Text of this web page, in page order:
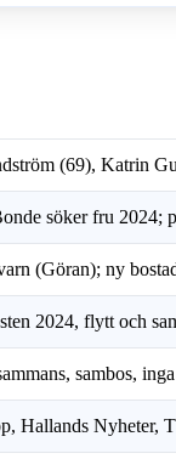
(69), Katrin
söker fru 2024;
(Göran); ny
2024, flytt och
sambos,
Hallands Nyheter,